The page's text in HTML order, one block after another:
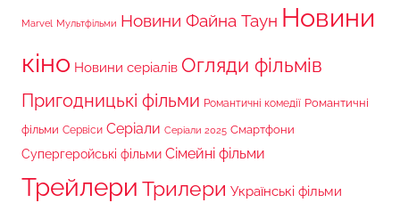
Marvel Мультфільми Новини Файна Таун Новини
кіно Новини серіалів Огляди фільмів
Пригодницькі фільми Романтичні комедії Романтичні
фільми Сервіси Серіали Серіали 2025 Смартфони
Супергеройські фільми Сімейні фільми
Трейлери Трилери Українські фільми